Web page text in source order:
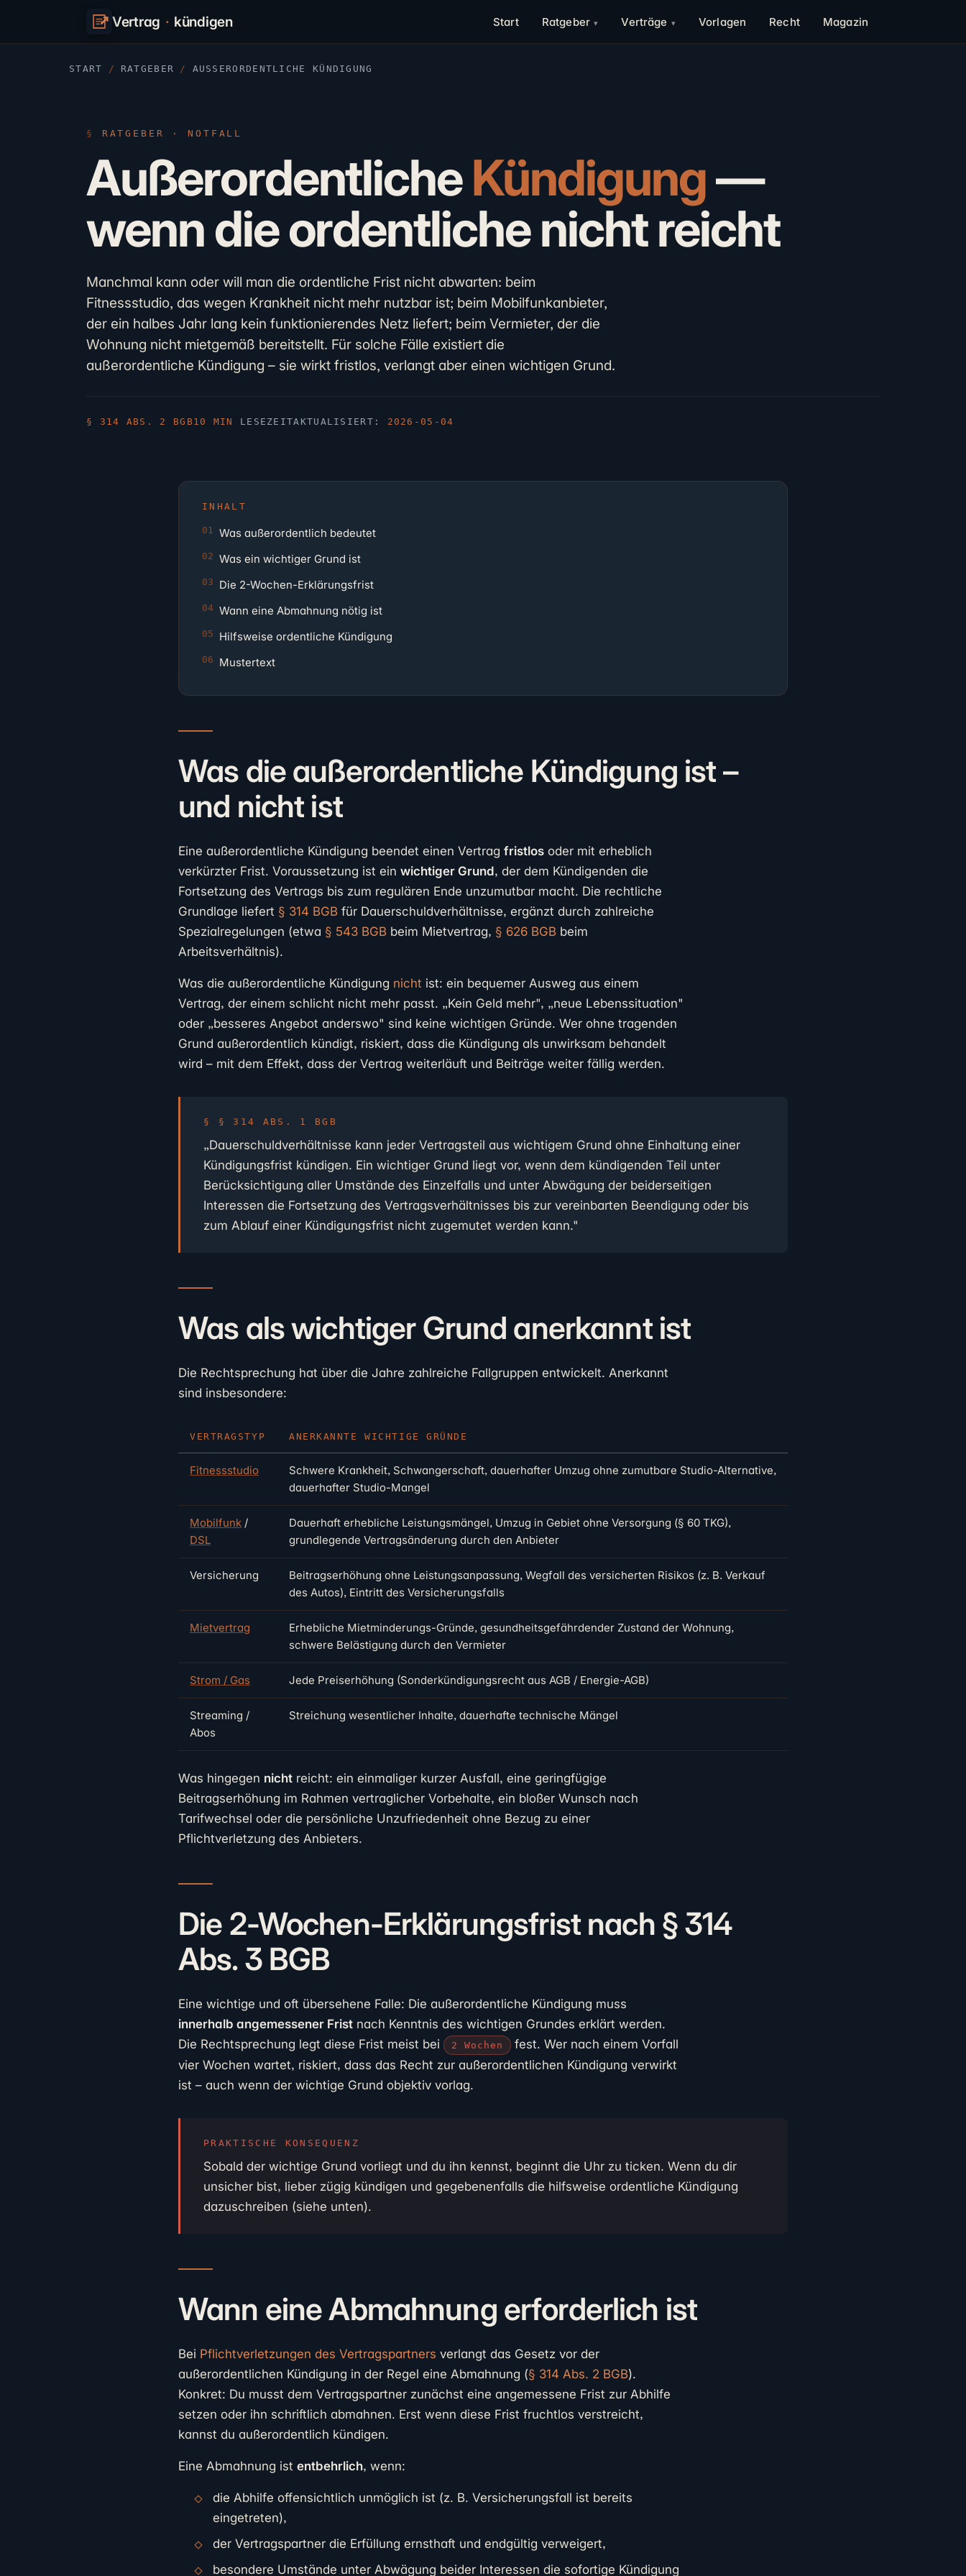
Vertrag · kündigen Start Ratgeber Verträge Vorlagen Recht Magazin
START / RATGEBER / AUSSERORDENTLICHE KÜNDIGUNG
RATGEBER · NOTFALL
AußerordentlicheKündigung—
wenn die ordentliche nicht reicht
Manchmal kann oder will man die ordentliche Frist nicht abwarten: beim
Fitnessstudio, das wegen Krankheit nicht mehr nutzbar ist; beim Mobilfunkanbieter,
der ein halbes Jahr lang kein funktionierendes Netz liefert; beim Vermieter, der die
Wohnung nicht mietgemäß bereitstellt. Für solche Fälle existiert die
außerordentliche Kündigung – sie wirkt fristlos, verlangt aber einen wichtigen Grund.
§ 314 ABS. 2 BGB10 MIN LESEZEITAKTUALISIERT: 2026-05-04
INHALT
Was außerordentlich bedeutet
Was ein wichtiger Grund ist
Die 2-Wochen-Erklärungsfrist
Wann eine Abmahnung nötig ist
Hilfsweise ordentliche Kündigung
Mustertext
Was die außerordentliche Kündigung ist –
und nicht ist
Eine außerordentliche Kündigung beendet einen Vertrag fristlos oder mit erheblich
verkürzter Frist. Voraussetzung ist ein wichtiger Grund, der dem Kündigenden die
Fortsetzung des Vertrags bis zum regulären Ende unzumutbar macht. Die rechtliche
Grundlage liefert § 314 BGB für Dauerschuldverhältnisse, ergänzt durch zahlreiche
Spezialregelungen (etwa § 543 BGB beim Mietvertrag, § 626 BGB beim
Arbeitsverhältnis).
Was die außerordentliche Kündigung nicht ist: ein bequemer Ausweg aus einem
Vertrag, der einem schlicht nicht mehr passt. „Kein Geld mehr", „neue Lebenssituation"
oder „besseres Angebot anderswo" sind keine wichtigen Gründe. Wer ohne tragenden
Grund außerordentlich kündigt, riskiert, dass die Kündigung als unwirksam behandelt
wird – mit dem Effekt, dass der Vertrag weiterläuft und Beiträge weiter fällig werden.
§ 314 ABS. 1 BGB
„Dauerschuldverhältnisse kann jeder Vertragsteil aus wichtigem Grund ohne Einhaltung einer
Kündigungsfrist kündigen. Ein wichtiger Grund liegt vor, wenn dem kündigenden Teil unter
Berücksichtigung aller Umstände des Einzelfalls und unter Abwägung der beiderseitigen
Interessen die Fortsetzung des Vertragsverhältnisses bis zur vereinbarten Beendigung oder bis
zum Ablauf einer Kündigungsfrist nicht zugemutet werden kann."
Was als wichtiger Grund anerkannt ist
Die Rechtsprechung hat über die Jahre zahlreiche Fallgruppen entwickelt. Anerkannt
sind insbesondere:
VERTRAGSTYP ANERKANNTE WICHTIGE GRÜNDE
Fitnessstudio
Schwere Krankheit, Schwangerschaft, dauerhafter Umzug ohne zumutbare Studio-Alternative,
dauerhafter Studio-Mangel
Mobilfunk /
DSL
Dauerhaft erhebliche Leistungsmängel, Umzug in Gebiet ohne Versorgung (§ 60 TKG),
grundlegende Vertragsänderung durch den Anbieter
Versicherung
Beitragserhöhung ohne Leistungsanpassung, Wegfall des versicherten Risikos (z. B. Verkauf
des Autos), Eintritt des Versicherungsfalls
Mietvertrag
Erhebliche Mietminderungs-Gründe, gesundheitsgefährdender Zustand der Wohnung,
schwere Belästigung durch den Vermieter
Strom / Gas Jede Preiserhöhung (Sonderkündigungsrecht aus AGB / Energie-AGB)
Streaming /
Abos
Streichung wesentlicher Inhalte, dauerhafte technische Mängel
Was hingegen nicht reicht: ein einmaliger kurzer Ausfall, eine geringfügige
Beitragserhöhung im Rahmen vertraglicher Vorbehalte, ein bloßer Wunsch nach
Tarifwechsel oder die persönliche Unzufriedenheit ohne Bezug zu einer
Pflichtverletzung des Anbieters.
Die 2-Wochen-Erklärungsfrist nach § 314
Abs. 3 BGB
Eine wichtige und oft übersehene Falle: Die außerordentliche Kündigung muss
innerhalb angemessener Frist nach Kenntnis des wichtigen Grundes erklärt werden.
Die Rechtsprechung legt diese Frist meist bei
2 Wochen
fest. Wer nach einem Vorfall
vier Wochen wartet, riskiert, dass das Recht zur außerordentlichen Kündigung verwirkt
ist – auch wenn der wichtige Grund objektiv vorlag.
PRAKTISCHE KONSEQUENZ
Sobald der wichtige Grund vorliegt und du ihn kennst, beginnt die Uhr zu ticken. Wenn du dir
unsicher bist, lieber zügig kündigen und gegebenenfalls die hilfsweise ordentliche Kündigung
dazuschreiben (siehe unten).
Wann eine Abmahnung erforderlich ist
Bei Pflichtverletzungen des Vertragspartners verlangt das Gesetz vor der
außerordentlichen Kündigung in der Regel eine Abmahnung (§ 314 Abs. 2 BGB).
Konkret: Du musst dem Vertragspartner zunächst eine angemessene Frist zur Abhilfe
setzen oder ihn schriftlich abmahnen. Erst wenn diese Frist fruchtlos verstreicht,
kannst du außerordentlich kündigen.
Eine Abmahnung ist entbehrlich, wenn:
die Abhilfe offensichtlich unmöglich ist (z. B. Versicherungsfall ist bereits
eingetreten),
der Vertragspartner die Erfüllung ernsthaft und endgültig verweigert,
besondere Umstände unter Abwägung beider Interessen die sofortige Kündigung